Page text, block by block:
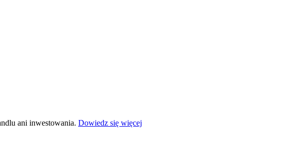
ani inwestowania. Dowiedz się więcej